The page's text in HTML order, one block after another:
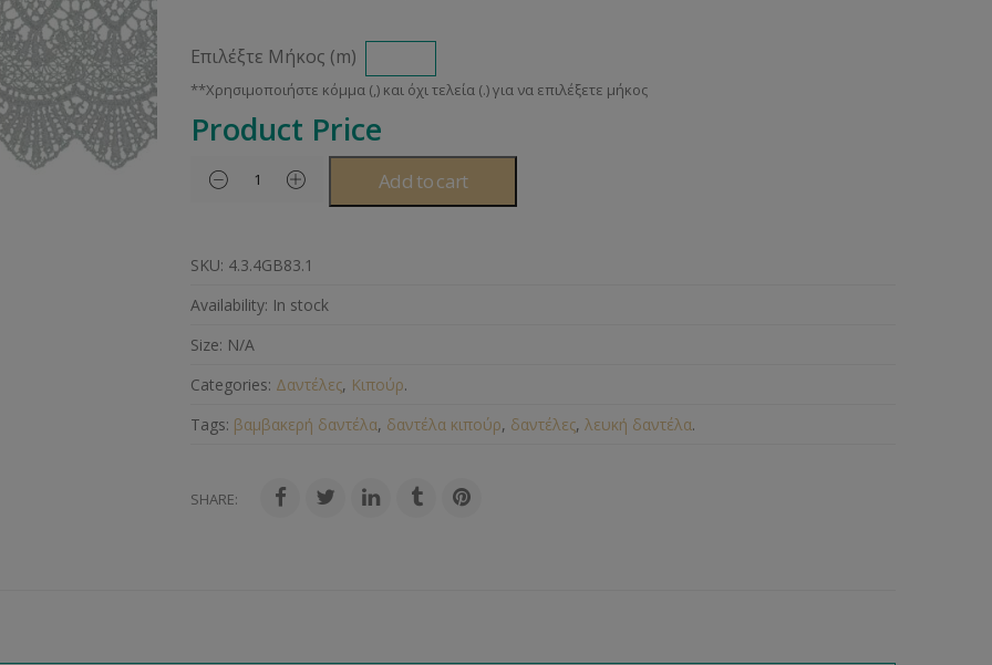
Επιλέξτε Μήκος (m)
Product Price
Add to cart
SKU: 4.3.4GB83.1
Availability: In stock
Size: N/A
Categories: Δαντέλες, Κιπούρ.
Tags: βαμβακερή δαντέλα, δαντέλα κιπούρ, δαντέλες,λευκή δαντέλα.
SHARE: